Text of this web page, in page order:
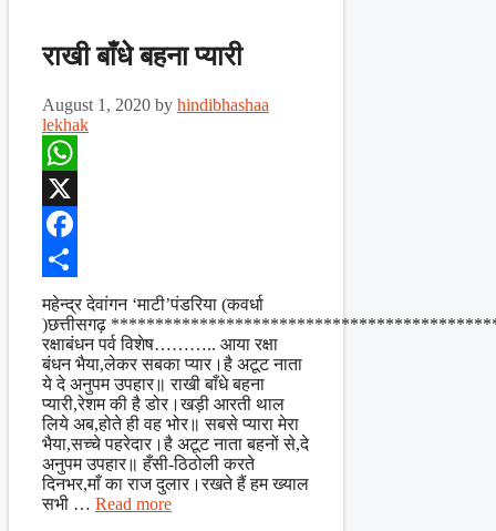
राखी बाँधे बहना प्यारी
August 1, 2020 by hindibhashaa
lekhak
WhatsApp
X
Facebook
Share
महेन्द्र देवांगन ‘माटी’पंडरिया (कवर्धा
)छत्तीसगढ़
रक्षाबंधन पर्व विशेष……….. आया रक्षा
बंधन भैया,लेकर सबका प्यार।है अटूट नाता
ये दे अनुपम उपहार॥ राखी बाँधे बहना
प्यारी,रेशम की है डोर।खड़ी आरती थाल
लिये अब,होते ही वह भोर॥ सबसे प्यारा मेरा
भैया,सच्चे पहरेदार।है अटूट नाता बहनों से,दे
अनुपम उपहार॥ हँसी-ठिठोली करते
दिनभर,माँ का राज दुलार।रखते हैं हम ख्याल
सभी … Read more